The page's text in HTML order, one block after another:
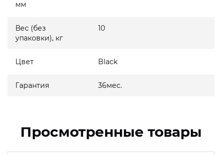
мм
Вес (без
упаковки), кг
10
Цвет Black
Гарантия 36мес.
Просмотренные товары